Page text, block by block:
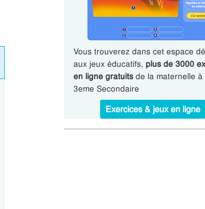
Vous trouverez dans cet espace
aux jeux éducatifs, plus de 3000
en ligne gratuitsde la maternelle à
3eme Secondaire
Exercices & jeux en ligne